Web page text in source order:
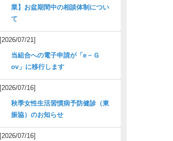
業】お盆期間中の相談体制につい
て
[2026/07/21]
当組合への電子申請が「e－Ｇ
ov」に移行します
[2026/07/16]
秋季女性生活習慣病予防健診（東
振協）のお知らせ
[2026/07/16]